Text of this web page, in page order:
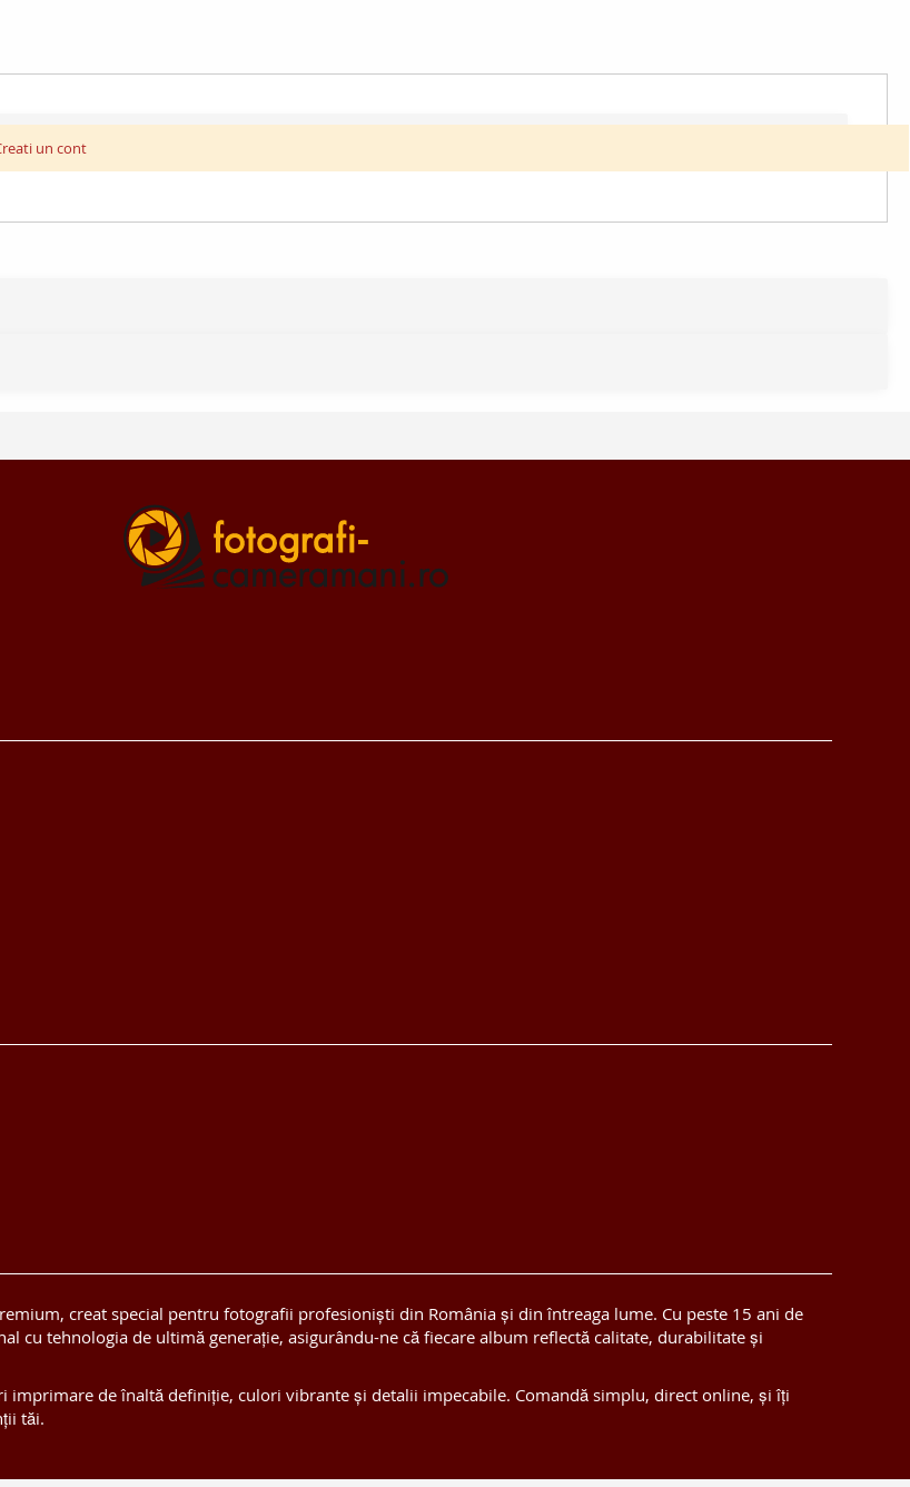
un cont
creat special pentru fotografii profesioniști din România și din întreaga lume. Cu peste 15 ani de
tehnologia de ultimă generație, asigurându-ne că fiecare album reflectă calitate, durabilitate și
imprimare de înaltă definiție, culori vibrante și detalii impecabile. Comandă simplu, direct online, și îți
tăi.